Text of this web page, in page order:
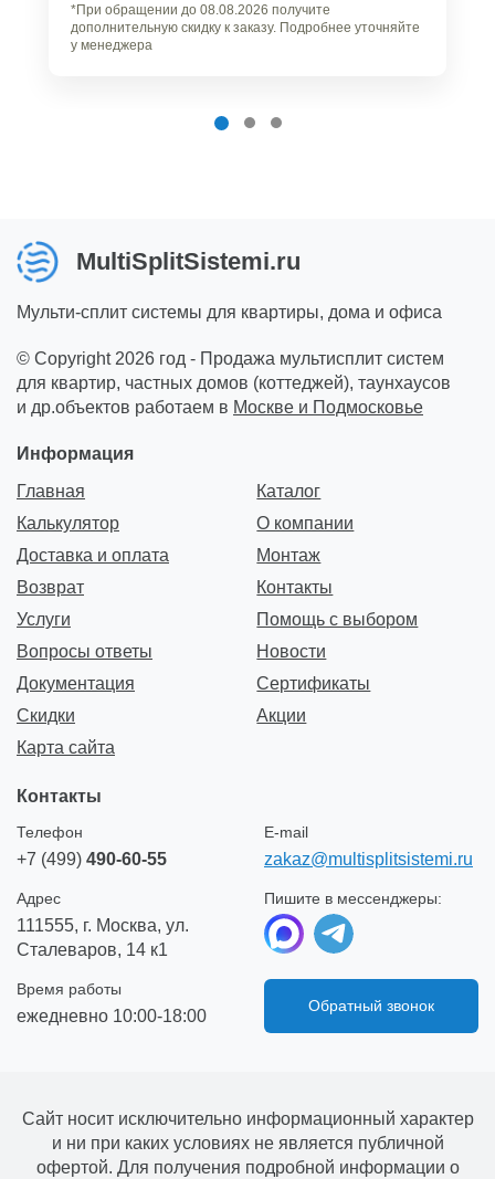
*При обращении до 08.08.2026 получите
дополнительную скидку к заказу. Подробнее уточняйте
у менеджера
MultiSplitSistemi.ru
Мульти-сплит системы для квартиры, дома и офиса
© Copyright 2026 год - Продажа мультисплит систем
для квартир, частных домов (коттеджей), таунхаусов
и др.объектов работаем в Москве и Подмосковье
Информация
Главная
Каталог
Калькулятор
О компании
Доставка и оплата
Монтаж
Возврат
Контакты
Услуги
Помощь с выбором
Вопросы ответы
Новости
Документация
Сертификаты
Скидки
Акции
Карта сайта
Контакты
Телефон
+7 (499) 490-60-55
E-mail
zakaz@multisplitsistemi.ru
Адрес
111555, г. Москва, ул.
Сталеваров, 14 к1
Пишите в мессенджеры:
Время работы
ежедневно 10:00-18:00
Обратный звонок
Сайт носит исключительно информационный характер
и ни при каких условиях не является публичной
офертой. Для получения подробной информации о